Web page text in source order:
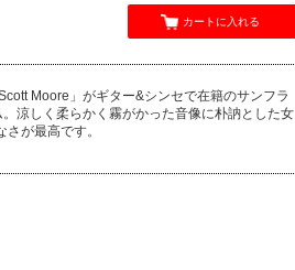
カートに入れる
Moore」がギター&シンセで在籍のサンフラ
涼しく柔らかく霧がかった音像に朴訥とした女
が最高です。